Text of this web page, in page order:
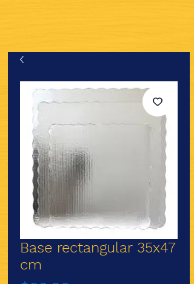
Base rectangular 35x47
cm